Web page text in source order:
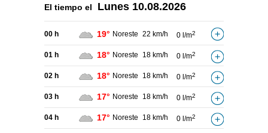
El tiempo el Lunes 10.08.2026
00 h 19° Noreste 22 km/h 0 l/m2
01 h 18° Noreste 18 km/h 0 l/m2
02 h 18° Noreste 18 km/h 0 l/m2
03 h 17° Noreste 18 km/h 0 l/m2
04 h 17° Noreste 18 km/h 0 l/m2